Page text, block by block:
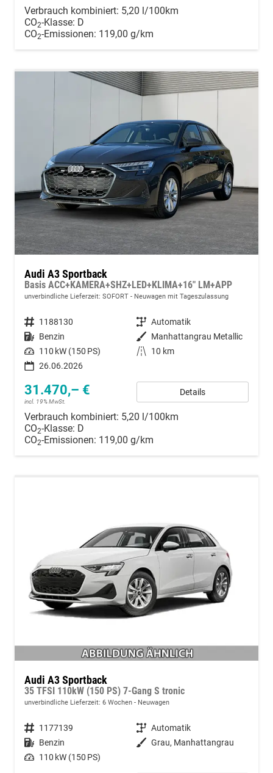
Verbrauch kombiniert: 5,20 l/100km
CO2-Klasse: D
CO2-Emissionen: 119,00 g/km
Audi A3 Sportback
Basis ACC+KAMERA+SHZ+LED+KLIMA+16" LM+APP
unverbindliche Lieferzeit: SOFORT Neuwagen mit Tageszulassung
Fahrzeugnummer 1188130 Getriebe Automatik
Kraftstoff Benzin Außenfarbe Manhattangrau Metallic
Leistung 110 kW (150 PS) Kilometerstand
10 km
26.06.2026
31.470,– €
incl. 19% MwSt.
Details
Verbrauch kombiniert: 5,20 l/100km
CO2-Klasse: D
CO2-Emissionen: 119,00 g/km
Audi A3 Sportback
35 TFSI 110kW (150 PS) 7-Gang S tronic
unverbindliche Lieferzeit: 6 Wochen Neuwagen
Fahrzeugnummer 1177139 Getriebe Automatik
Kraftstoff Benzin Außenfarbe Grau, Manhattangrau
Leistung 110 kW (150 PS)